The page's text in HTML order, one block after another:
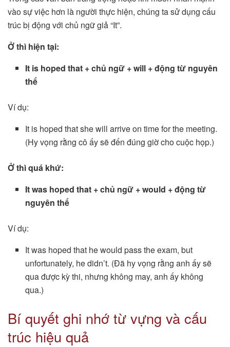
vào sự việc hơn là người thực hiện, chúng ta sử dụng cấu
trúc bị động với chủ ngữ giả “It”.
Ở thì hiện tại:
It is hoped that + chủ ngữ + will + động từ nguyên
thể
Ví dụ:
It is hoped that she will arrive on time for the meeting.
(Hy vọng rằng cô ấy sẽ đến đúng giờ cho cuộc họp.)
Ở thì quá khứ:
It was hoped that + chủ ngữ + would + động từ
nguyên thể
Ví dụ:
It was hoped that he would pass the exam, but
unfortunately, he didn’t. (Đã hy vọng rằng anh ấy sẽ
qua được kỳ thi, nhưng không may, anh ấy không
qua.)
Bí quyết ghi nhớ từ vựng và cấu
trúc hiệu quả